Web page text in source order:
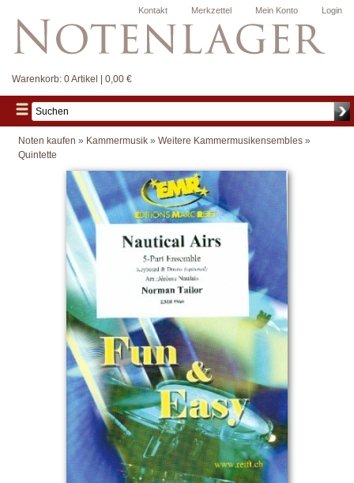
Login
Mein Konto
Merkzettel
Kontakt
Warenkorb: 0 Artikel | 0,00 €
Noten kaufen » Kammermusik » Weitere Kammermusikensembles »
Quintette